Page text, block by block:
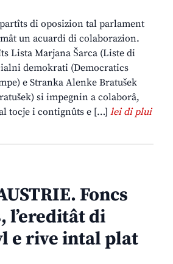
di oposizion tal parlament
un acuardi di colaborazion.
Lista Marjana Šarca (Liste di
demokrati (Democratics
e Stranka Alenke Bratušek
si impegnin a colaborâ,
tocje i contignûts e […] lei di plui
Foncs
l’ereditât di
e rive intal plat